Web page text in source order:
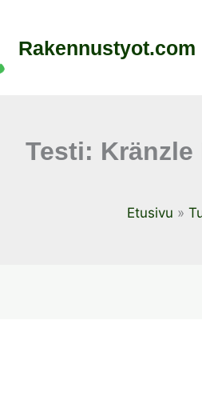
Rakennustyot.com
Testi:
Etusivu